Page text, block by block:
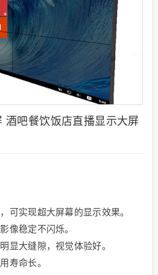
酒吧餐饮饭店直播显示大屏
可实现超大屏幕的显示效果。
像稳定不闪烁。
显大缝隙，视觉体验好。
寿命长。